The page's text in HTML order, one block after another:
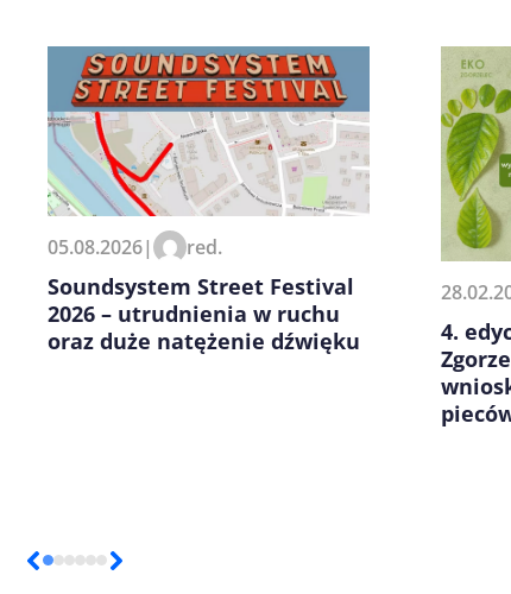
Zapamiętaj moje dane w tej
kolejnych komentarzy.
05.08.2026| red.
Soundsystem Street Festival
2026 – utrudnienia w ruchu
oraz duże natężenie dźwięku
4.